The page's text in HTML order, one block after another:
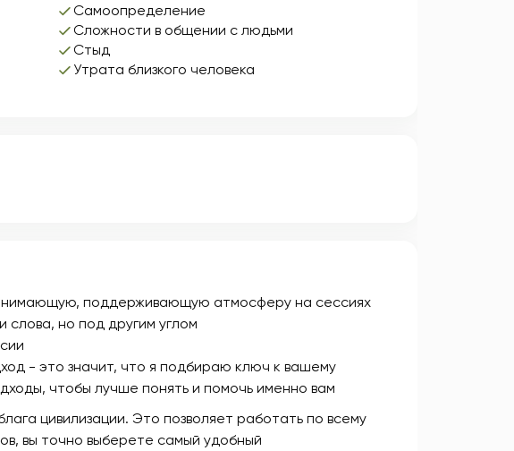
Самоопределение
Сложности в общении с людьми
Стыд
Утрата близкого человека
поддерживающую атмосферу на сессиях
но под другим углом
- это значит, что я подбираю ключ к вашему
чтобы лучше понять и помочь именно вам
цивилизации. Это позволяет работать по всему
вы точно выберете самый удобный